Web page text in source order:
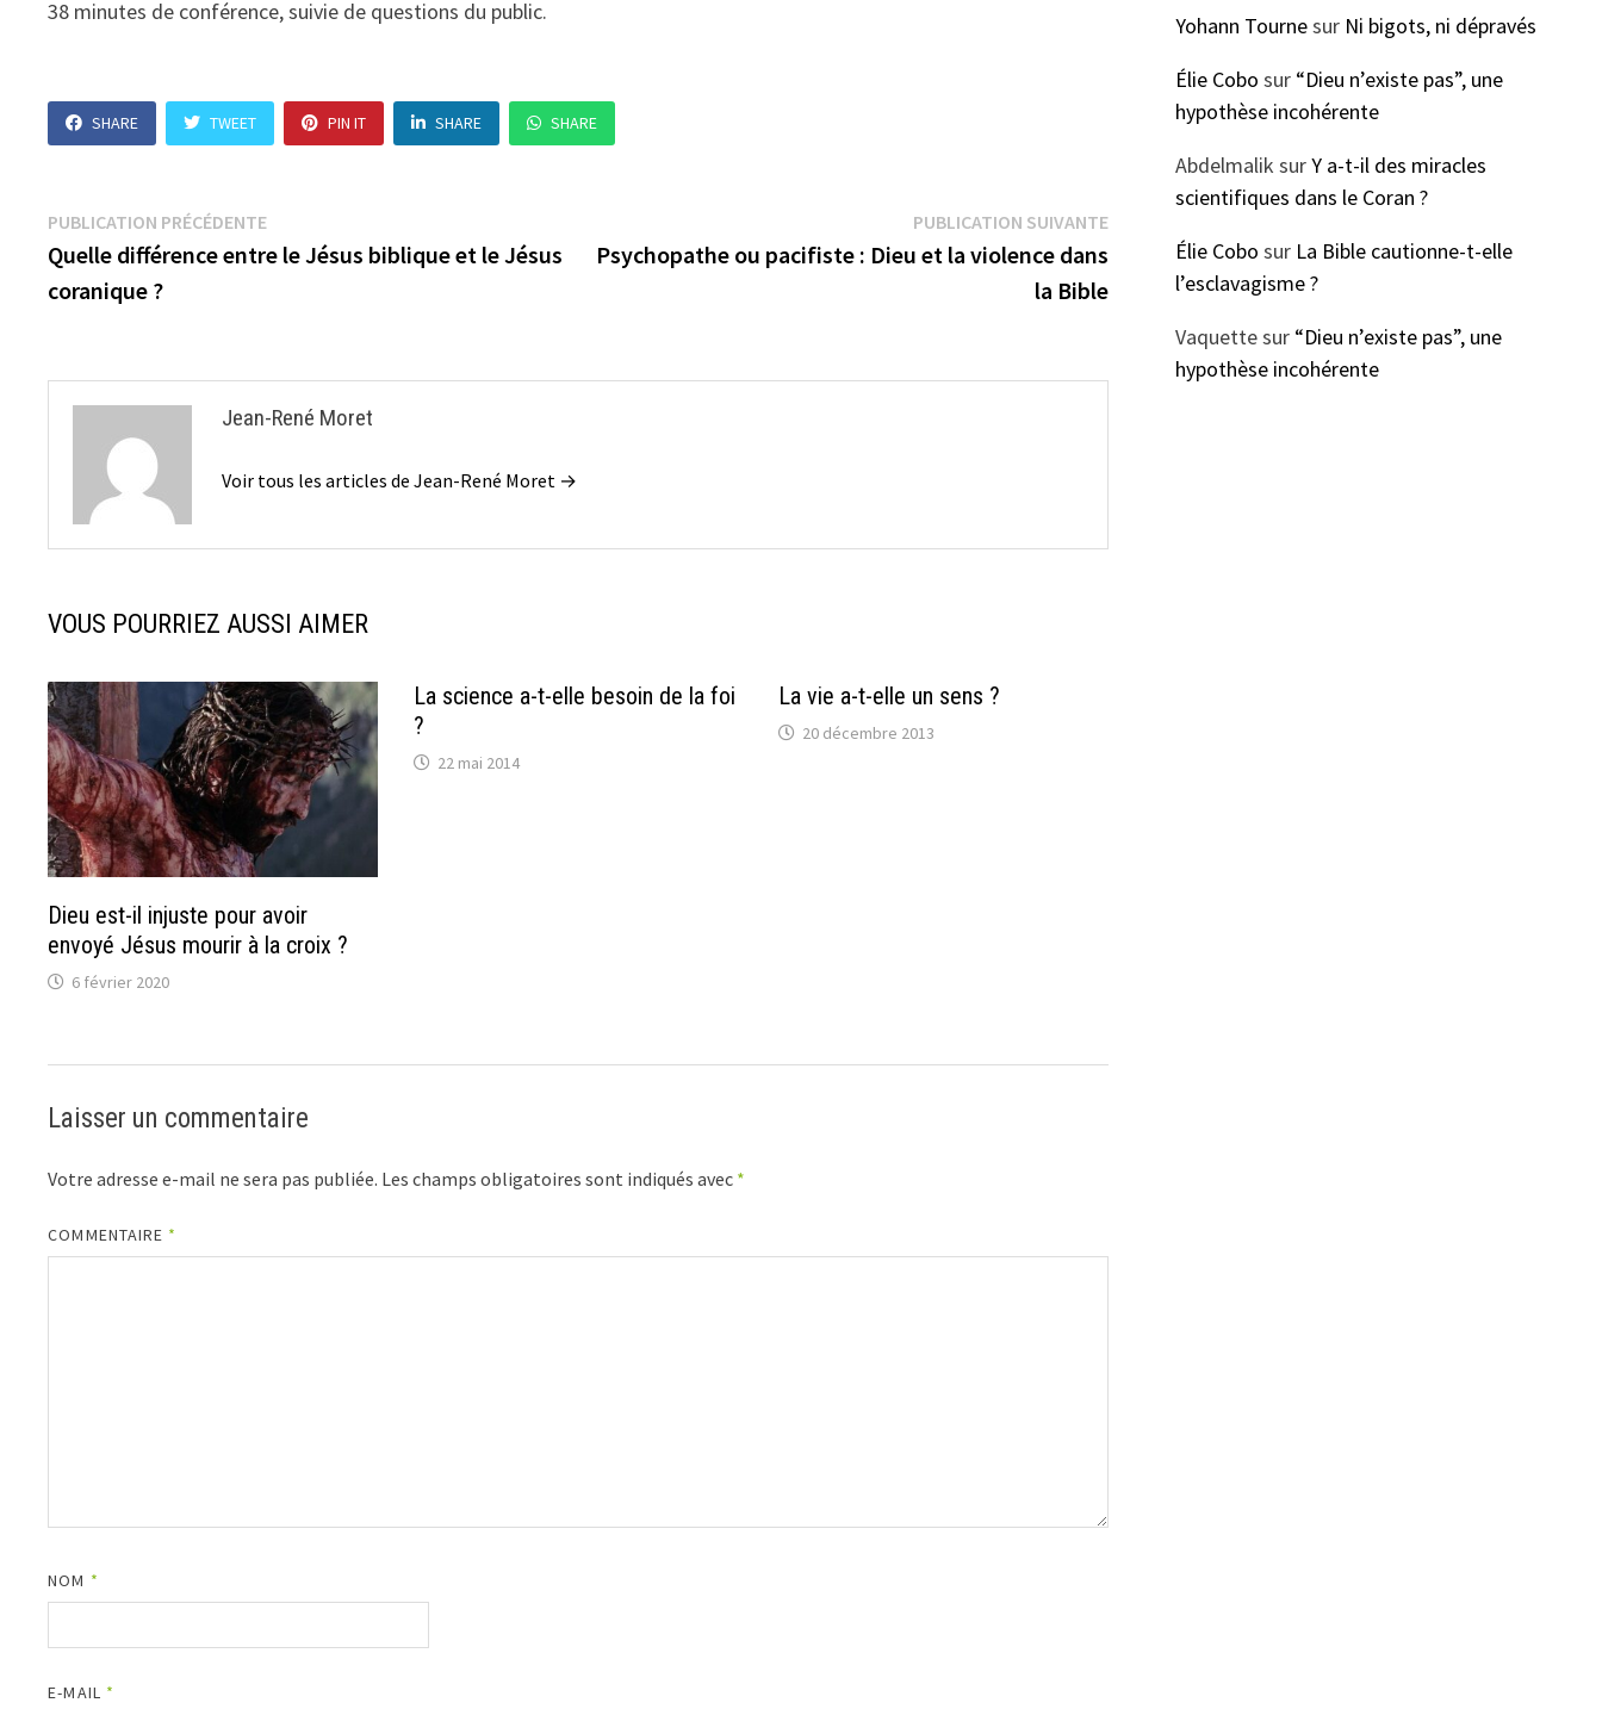
38 minutes de conférence, suivie de questions du public.
SHARE TWEET PIN IT SHARE SHARE
Navigation
de
l’article
PUBLICATION PRÉCÉDENTEPublication
précédente :
Quelle différence entre le Jésus biblique et le Jésus
coranique ?
PUBLICATION SUIVANTEPublication
suivante :
Psychopathe ou pacifiste : Dieu et la violence dans
la Bible
Jean-René Moret
Voir tous les articles de Jean-René Moret →
VOUS POURRIEZ AUSSI AIMER
Dieu est-il injuste pour avoir
envoyé Jésus mourir à la croix ?
6 février 2020
La science a-t-elle besoin de la foi
?
22 mai 2014
La vie a-t-elle un sens ?
20 décembre 2013
Laisser un commentaire
Votre adresse e-mail ne sera pas publiée. Les champs obligatoires sont indiqués avec *
COMMENTAIRE *
NOM *
E-MAIL *
Yohann Tournesur Ni bigots, ni dépravés
Élie Cobo sur “Dieu n’existe pas”, une
hypothèse incohérente
Abdelmalik surY a-t-il des miracles
scientifiques dans le Coran ?
Élie Cobo sur La Bible cautionne-t-elle
l’esclavagisme ?
Vaquettesur “Dieu n’existe pas”, une
hypothèse incohérente